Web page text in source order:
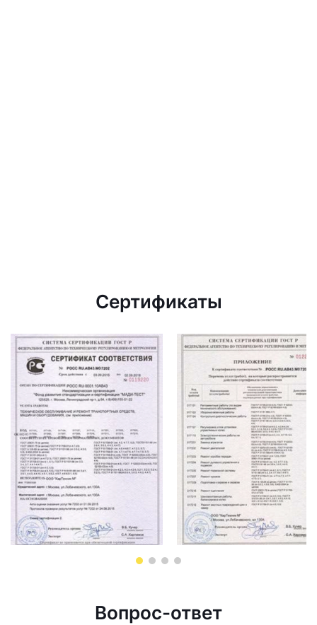
Сертификаты
Вопрос-ответ